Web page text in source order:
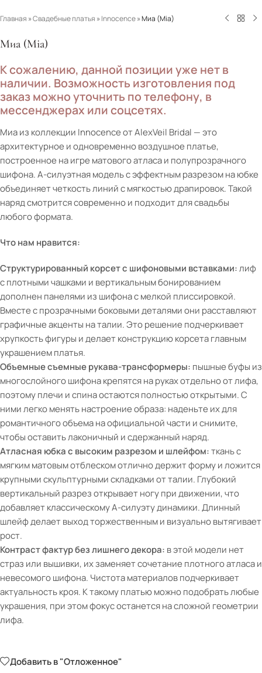
Главная »Свадебные платья »Innocence»Миа (Mia)
Миа (Mia)
К сожалению, данной позиции уже нет в
наличии. Возможность изготовления под
заказ можно уточнить по телефону, в
мессенджерах или соцсетях.
Миа из коллекции Innocence от AlexVeil Bridal — это
архитектурное и одновременно воздушное платье,
построенное на игре матового атласа и полупрозрачного
шифона. А-силуэтная модель с эффектным разрезом на юбке
объединяет четкость линий с мягкостью драпировок. Такой
наряд смотрится современно и подходит для свадьбы
любого формата.
Что нам нравится:
Структурированный корсет с шифоновыми вставками:лиф
с плотными чашками и вертикальным бонированием
дополнен панелями из шифона с мелкой плиссировкой.
Вместе с прозрачными боковыми деталями они расставляют
графичные акценты на талии. Это решение подчеркивает
хрупкость фигуры и делает конструкцию корсета главным
украшением платья.
Объемные съемные рукава-трансформеры: пышные буфы из
многослойного шифона крепятся на руках отдельно от лифа,
поэтому плечи и спина остаются полностью открытыми. С
ними легко менять настроение образа: наденьте их для
романтичного объема на официальной части и снимите,
чтобы оставить лаконичный и сдержанный наряд.
Атласная юбка с высоким разрезом и шлейфом:ткань с
мягким матовым отблеском отлично держит форму и ложится
крупными скульптурными складками от талии. Глубокий
вертикальный разрез открывает ногу при движении, что
добавляет классическому А-силуэту динамики. Длинный
шлейф делает выход торжественным и визуально вытягивает
рост.
Контраст фактур без лишнего декора: в этой модели нет
страз или вышивки, их заменяет сочетание плотного атласа и
невесомого шифона. Чистота материалов подчеркивает
актуальность кроя. К такому платью можно подобрать любые
украшения, при этом фокус останется на сложной геометрии
лифа.
Добавить в "Отложенное"